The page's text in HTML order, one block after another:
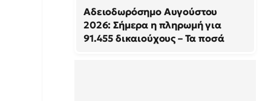
Αδειοδωρόσημο Αυγούστου
2026: Σήμερα η πληρωμή για
91.455 δικαιούχους – Τα ποσά